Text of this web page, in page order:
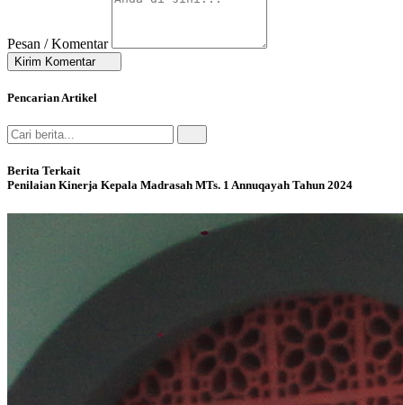
Pesan / Komentar
Kirim Komentar
Pencarian Artikel
Berita Terkait
Penilaian Kinerja Kepala Madrasah MTs. 1 Annuqayah Tahun 2024